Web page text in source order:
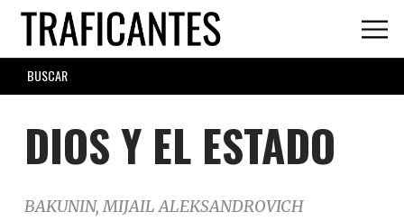
Skip
main
content
SEARCH
FORM
DIOS Y EL ESTADO
BAKUNIN, MIJAIL ALEKSANDROVICH